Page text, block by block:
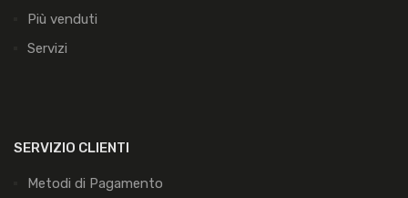
Più venduti
Servizi
SERVIZIO CLIENTI
Metodi di Pagamento